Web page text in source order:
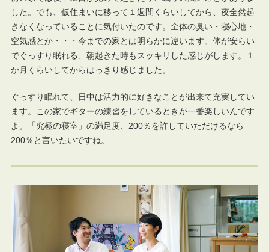
した。でも、仮住まいに移って１週間くらいしてから、夜全然起
きなくなっていることに気付いたのです。全体の臭い・寝心地・
空気感とか・・・今までの家とは明らかに違います。体が安らい
でぐっすり眠れる、朝起きた時もスッキリした感じがします。１
か月くらいしてからはっきり感じました。
ぐっすり眠れて、日中は活力的に好きなことが出来て充実してい
ます。この家でギターの練習をしているときが一番楽しいんです
よ。「究極の寝室」の満足度、200％を許していただけるなら
200％と言いたいですね。